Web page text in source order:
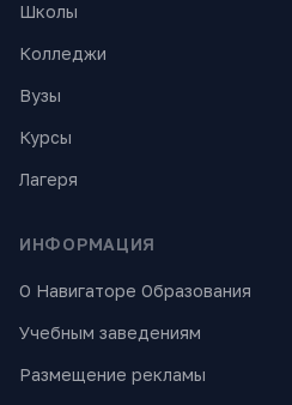
Школы
Колледжи
Вузы
Курсы
Лагеря
ИНФОРМАЦИЯ
О Навигаторе Образования
Учебным заведениям
Размещение рекламы